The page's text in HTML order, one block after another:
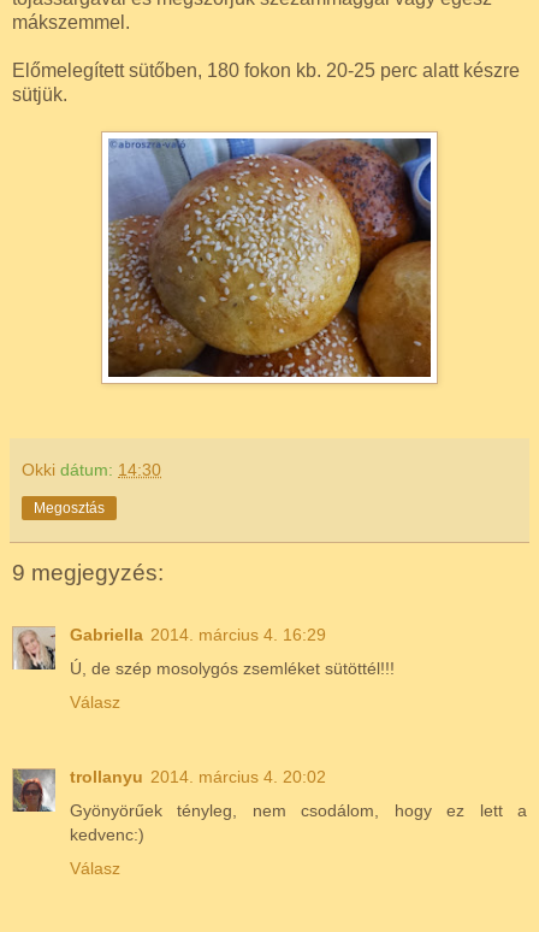
mákszemmel.
Előmelegített sütőben, 180 fokon kb. 20-25 perc alatt készre
sütjük.
Okki dátum: 14:30
Megosztás
9 megjegyzés:
Gabriella 2014. március 4. 16:29
Ú, de szép mosolygós zsemléket sütöttél!!!
Válasz
trollanyu 2014. március 4. 20:02
Gyönyörűek tényleg, nem csodálom, hogy ez lett a
kedvenc:)
Válasz